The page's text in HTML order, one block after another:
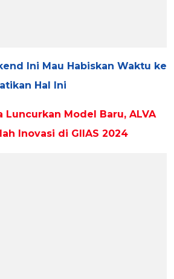
Ini Mau Habiskan Waktu ke
Hal Ini
Luncurkan Model Baru, ALVA
Inovasi di GIIAS 2024